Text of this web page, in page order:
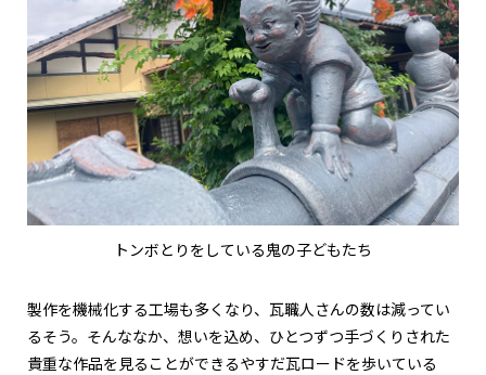
トンボとりをしている鬼の子どもたち
製作を機械化する工場も多くなり、瓦職人さんの数は減ってい
るそう。そんななか、想いを込め、ひとつずつ手づくりされた
貴重な作品を見ることができるやすだ瓦ロードを歩いている